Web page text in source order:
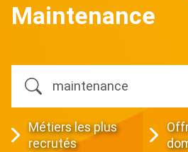
Maintenance
Métiers les plus
recrutés